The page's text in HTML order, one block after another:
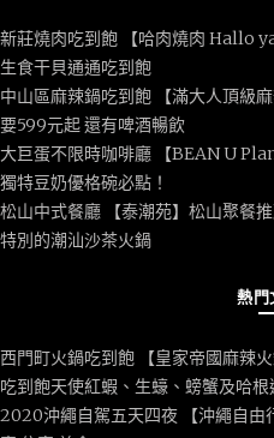
新莊燒肉吃到飽 【哈肉燒肉 Hallo
生食干貝通通吃到飽
中山區麻辣鍋吃到飽 【滿大人頂級
要599元起 還有啤酒暢飲
大巨蛋不限時咖啡廳 【BEAN U
獨特豆奶優格碗必點！
松山中式餐廳 【泰潮苑】松山聚餐
特別的潮汕沙茶火鍋
熱門
西門町火鍋吃到飽 【皇家帝國麻辣
吃到飽天使紅蝦、生蠔、螃蟹及哈
2020沖繩自駕五天四夜 【沖繩自由